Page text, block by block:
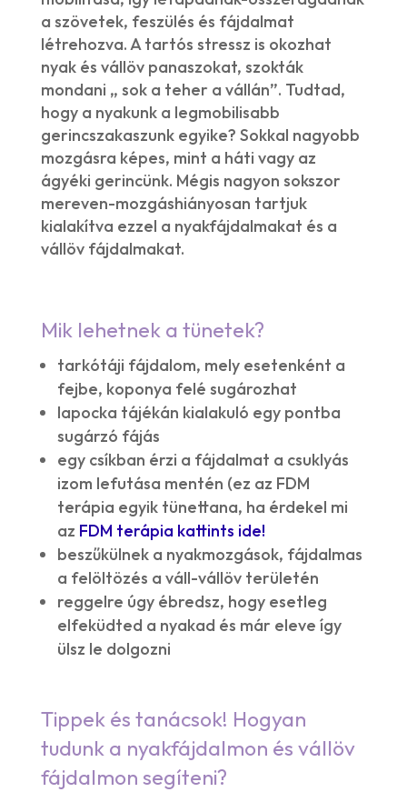
a szövetek, feszülés és fájdalmat
létrehozva. A tartós stressz is okozhat
nyak és vállöv panaszokat, szokták
mondani „ sok a teher a vállán”. Tudtad,
hogy a nyakunk a legmobilisabb
gerincszakaszunk egyike? Sokkal nagyobb
mozgásra képes, mint a háti vagy az
ágyéki gerincünk. Mégis nagyon sokszor
mereven-mozgáshiányosan tartjuk
kialakítva ezzel a nyakfájdalmakat és a
vállöv fájdalmakat.
Mik lehetnek a tünetek?
tarkótáji fájdalom, mely esetenként a
fejbe, koponya felé sugározhat
lapocka tájékán kialakuló egy pontba
sugárzó fájás
egy csíkban érzi a fájdalmat a csuklyás
izom lefutása mentén (ez az FDM
terápia egyik tünettana, ha érdekel mi
az FDM terápia kattints ide!
beszűkülnek a nyakmozgások, fájdalmas
a felöltözés a váll-vállöv területén
reggelre úgy ébredsz, hogy esetleg
elfeküdted a nyakad és már eleve így
ülsz le dolgozni
Tippek és tanácsok! Hogyan
tudunk a nyakfájdalmon és vállöv
fájdalmon segíteni?